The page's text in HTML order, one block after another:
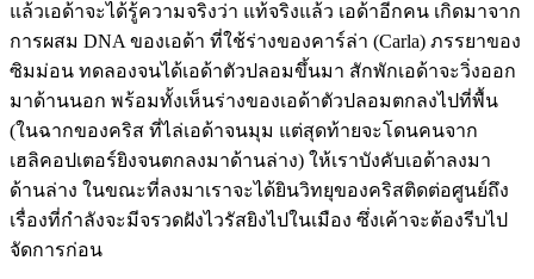
แล้วเอด้าจะได้รู้ความจริงว่า แท้จริงแล้ว เอด้าอีกคน เกิดมาจาก
การผสม DNA ของเอด้า ที่ใช้ร่างของคาร์ล่า (Carla) ภรรยาของ
ซิมม่อน ทดลองจนได้เอด้าตัวปลอมขึ้นมา สักพักเอด้าจะวิ่งออก
มาด้านนอก พร้อมทั้งเห็นร่างของเอด้าตัวปลอมตกลงไปที่พื้น
(ในฉากของคริส ที่ไล่เอด้าจนมุม แต่สุดท้ายจะโดนคนจาก
เฮลิคอปเตอร์ยิงจนตกลงมาด้านล่าง) ให้เราบังคับเอด้าลงมา
ด้านล่าง ในขณะที่ลงมาเราจะได้ยินวิทยุของคริสติดต่อศูนย์ถึง
เรื่องที่กำลังจะมีจรวดฝังไวรัสยิงไปในเมือง ซึ่งเค้าจะต้องรีบไป
จัดการก่อน